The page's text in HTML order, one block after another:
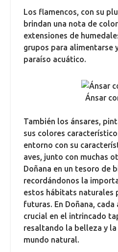
Los flamencos, con su
brindan una nota de
extensiones de
grupos para alimentarse
paraíso acuático.
Ánsar
También los ánsares,
sus colores
entorno con su
aves, junto con muchas
Doñana en un tesoro de
recordándonos la
estos hábitats naturales
futuras. En Doñana, cada
crucial en el intrincado
resaltando la belleza y
mundo natural.